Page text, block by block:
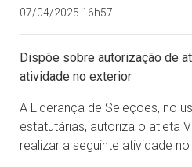
07/04/2025 16h57
Dispõe sobre autorização de
atividade no exterior
A Liderança de Seleções, no
estatutárias, autoriza o atleta
realizar a seguinte atividade